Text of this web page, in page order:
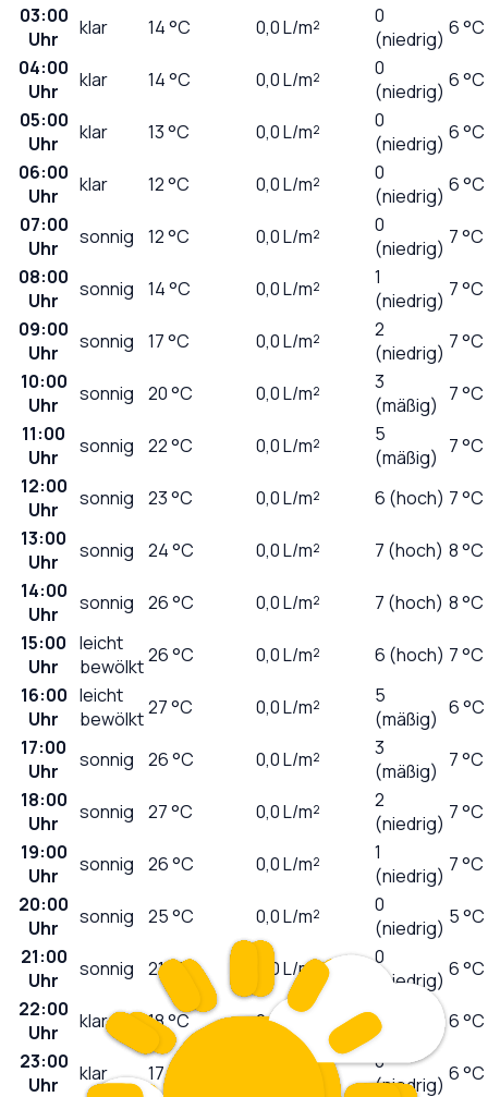
03:00
Uhr
klar 14°C 0,0L/m²
0
(niedrig) 6 °C
04:00
Uhr
klar 14°C 0,0L/m²
0
(niedrig) 6 °C
05:00
Uhr
klar 13°C 0,0L/m²
0
(niedrig) 6 °C
06:00
Uhr
klar 12°C 0,0L/m²
0
(niedrig) 6 °C
07:00
Uhr
sonnig 12°C 0,0L/m²
0
(niedrig) 7 °C
08:00
Uhr
sonnig 14°C 0,0L/m²
1
(niedrig) 7 °C
09:00
Uhr
sonnig 17°C 0,0L/m²
2
(niedrig) 7 °C
10:00
Uhr
sonnig 20°C 0,0L/m²
3
(mäßig) 7 °C
11:00
Uhr
sonnig 22°C 0,0L/m²
5
(mäßig) 7 °C
12:00
Uhr
sonnig 23°C 0,0L/m² 6 (hoch) 7 °C
13:00
Uhr
sonnig 24°C 0,0L/m² 7 (hoch) 8 °C
14:00
Uhr
sonnig 26°C 0,0L/m² 7 (hoch) 8 °C
15:00
Uhr
leicht
bewölkt26°C 0,0L/m² 6 (hoch) 7 °C
16:00
Uhr
leicht
bewölkt27°C 0,0L/m²
5
(mäßig) 6 °C
17:00
Uhr
sonnig 26°C 0,0L/m²
3
(mäßig) 7 °C
18:00
Uhr
sonnig 27°C 0,0L/m²
2
(niedrig) 7 °C
19:00
Uhr
sonnig 26°C 0,0L/m²
1
(niedrig) 7 °C
20:00
Uhr
sonnig 25°C 0,0L/m²
0
(niedrig) 5 °C
21:00
Uhr
sonnig 21°C 0,0L/m²
0
(niedrig) 6 °C
22:00
Uhr
klar 18°C 0,0L/m²
0
(niedrig)6 °C
23:00
Uhr
klar 17°C
0
(niedrig) 6 °C